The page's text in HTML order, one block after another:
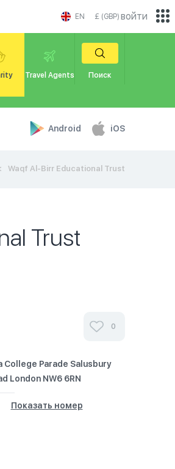
EN £ (GBP)
Travel Agents Поиск
Android iOS
войти
Waqf Al-Birr Educational Trust
Trust
0
College Parade Salusbury
London NW6 6RN
Показать номер